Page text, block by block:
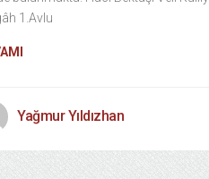
1.Avlu
Yağmur Yıldızhan